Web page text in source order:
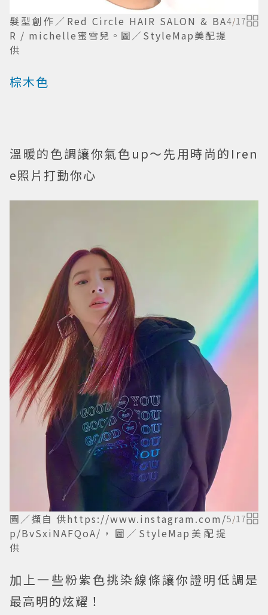
髮型創作／Red Circle HAIR SALON & BA
R / michelle蜜雪兒。圖／StyleMap美配提
供
4/17
棕木色
溫暖的色調讓你氣色up～先用時尚的Iren
e照片打動你心
圖／擷自 供https://www.instagram.com/
p/BvSxiNAFQoA/，圖／StyleMap美配提
供
5/17
加上一些粉紫色挑染線條讓你證明低調是
最高明的炫耀！